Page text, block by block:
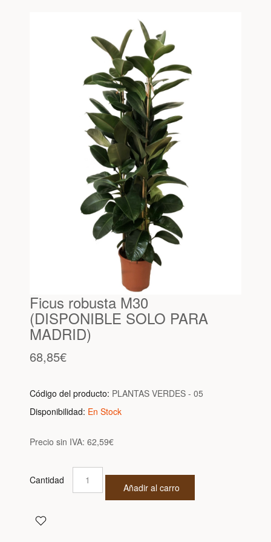
Ficus robusta M30
(DISPONIBLE SOLO PARA
MADRID)
68,85€
Código del producto: PLANTAS VERDES - 05
Disponibilidad: En Stock
Precio sin IVA: 62,59€
Cantidad
Añadir al carro